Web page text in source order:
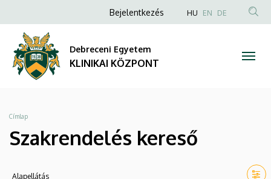
Szakrendelés
kereső
KLINIKAI
KÖZPONT
a
tartalomra
Anonim
fiók
menüje
Bejelentkezés HU EN DE
Debreceni Egyetem
KLINIKAI KÖZPONT
Morzsa
Címlap
Szakrendelés kereső
Keresés